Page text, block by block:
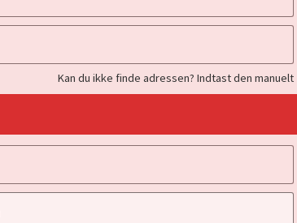
Kan du ikke finde adressen? Indtast den manuelt